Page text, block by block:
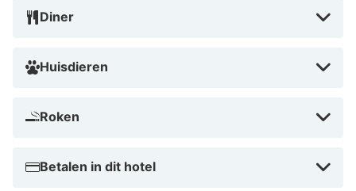
Diner
Huisdieren
Roken
Betalen in dit hotel